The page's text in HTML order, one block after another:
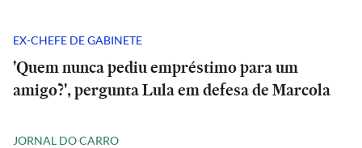
EX-CHEFE DE GABINETE
'Quem nunca pediu empréstimo para um
amigo?', pergunta Lula em defesa de Marcola
JORNAL DO CARRO